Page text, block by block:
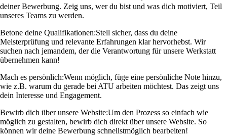
deiner Bewerbung. Zeig uns, wer du bist und was dich motiviert, Teil
unseres Teams zu werden.
Betone deine Qualifikationen:Stell sicher, dass du deine
Meisterprüfung und relevante Erfahrungen klar hervorhebst. Wir
suchen nach jemandem, der die Verantwortung für unsere Werkstatt
übernehmen kann!
Mach es persönlich:Wenn möglich, füge eine persönliche Note hinzu,
wie z.B. warum du gerade bei ATU arbeiten möchtest. Das zeigt uns
dein Interesse und Engagement.
Bewirb dich über unsere Website:Um den Prozess so einfach wie
möglich zu gestalten, bewirb dich direkt über unsere Website. So
können wir deine Bewerbung schnellstmöglich bearbeiten!